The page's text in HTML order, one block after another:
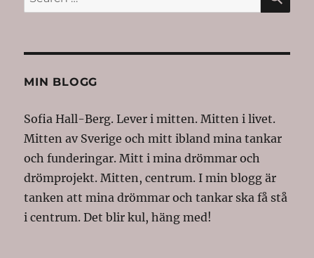
for:
MIN BLOGG
Sofia Hall-Berg. Lever i mitten. Mitten i livet.
Mitten av Sverige och mitt ibland mina tankar
och funderingar. Mitt i mina drömmar och
drömprojekt. Mitten, centrum. I min blogg är
tanken att mina drömmar och tankar ska få stå
i centrum. Det blir kul, häng med!